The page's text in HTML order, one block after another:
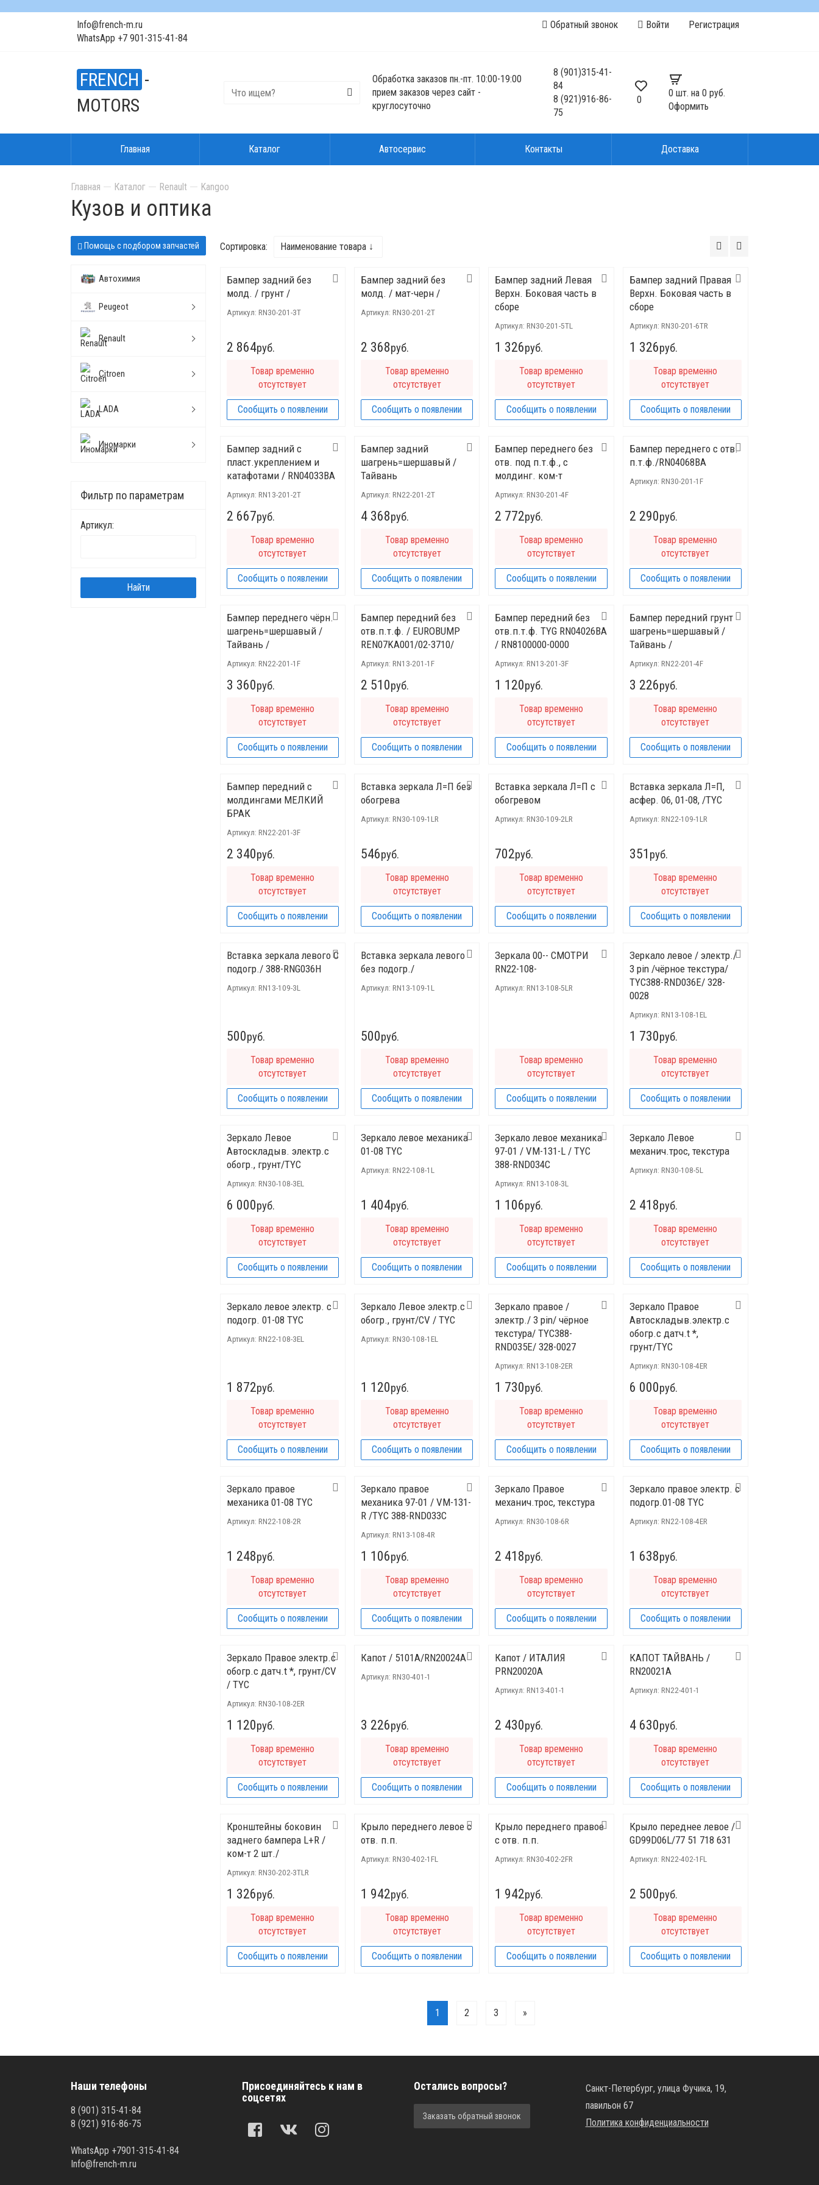
Info@french-m.ru
WhatsApp +7 901-315-41-84
Обратный звонок Войти Регистрация
FRENCH -
MOTORS
Обработка заказов пн.-пт. 10:00-19:00
прием заказов через сайт -
круглосуточно
8(901)315-41-
84
8(921)916-86-
75
0
0 шт. на 0 руб.
Оформить
Главная Каталог Автосервис Контакты Доставка
Главная Каталог Renault Kangoo
Кузов и оптика
Помощь с подбором запчастей
Автохимия
Peugeot
Renault
Citroen
LADA
Иномарки
Фильтр по параметрам
Артикул:
Сортировка: Наименование товара ↓
Бампер задний без
молд. / грунт /
Артикул: RN30-201-3T
2 864руб.
Товар временно
отсутствует
Сообщить о появлении
Бампер задний без
молд. / мат-черн /
Артикул: RN30-201-2T
2 368руб.
Товар временно
отсутствует
Сообщить о появлении
Бампер задний Левая
Верхн. Боковая часть в
сборе
Артикул:RN30-201-5TL
1 326руб.
Товар временно
отсутствует
Сообщить о появлении
Бампер задний Правая
Верхн. Боковая часть в
сборе
Артикул: RN30-201-6TR
1 326руб.
Товар временно
отсутствует
Сообщить о появлении
Бампер задний с
пласт.укреплением и
катафотами / RN04033BA
Артикул: RN13-201-2T
2 667руб.
Товар временно
отсутствует
Сообщить о появлении
Бампер задний
шагрень=шершавый /
Тайвань
Артикул: RN22-201-2T
4 368руб.
Товар временно
отсутствует
Сообщить о появлении
Бампер переднего без
отв. под п.т.ф., с
молдинг. ком-т
Артикул:RN30-201-4F
2 772руб.
Товар временно
отсутствует
Сообщить о появлении
Бампер переднего с отв.
п.т.ф./RN04068BA
Артикул: RN30-201-1F
2 290руб.
Товар временно
отсутствует
Сообщить о появлении
Бампер переднего чёрн.
шагрень=шершавый /
Тайвань /
Артикул: RN22-201-1F
3 360руб.
Товар временно
отсутствует
Сообщить о появлении
Бампер передний без
отв.п.т.ф. / EUROBUMP
REN07KA001/02-3710/
Артикул: RN13-201-1F
2 510руб.
Товар временно
отсутствует
Сообщить о появлении
Бампер передний без
отв.п.т.ф. TYG RN04026BA
/ RN8100000-0000
Артикул:RN13-201-3F
1 120руб.
Товар временно
отсутствует
Сообщить о появлении
Бампер передний грунт
шагрень=шершавый /
Тайвань /
Артикул: RN22-201-4F
3 226руб.
Товар временно
отсутствует
Сообщить о появлении
Бампер передний с
молдингами МЕЛКИЙ
БРАК
Артикул: RN22-201-3F
2 340руб.
Товар временно
отсутствует
Сообщить о появлении
Вставка зеркала Л=П без
обогрева
Артикул: RN30-109-1LR
546руб.
Товар временно
отсутствует
Сообщить о появлении
Вставка зеркала Л=П с
обогревом
Артикул:RN30-109-2LR
702руб.
Товар временно
отсутствует
Сообщить о появлении
Вставка зеркала Л=П,
асфер. 06, 01-08, /TYC
Артикул: RN22-109-1LR
351 руб.
Товар временно
отсутствует
Сообщить о появлении
Вставка зеркала левого C
подогр./ 388-RNG036H
Артикул: RN13-109-3L
500руб.
Товар временно
отсутствует
Сообщить о появлении
Вставка зеркала левого
без подогр./
Артикул: RN13-109-1L
500руб.
Товар временно
отсутствует
Сообщить о появлении
Зеркала 00-- СМОТРИ
RN22-108-
Артикул:RN13-108-5LR
Товар временно
отсутствует
Сообщить о появлении
Зеркало левое / электр./
3 pin /чёрное текстура/
TYC388-RND036E/ 328-
0028
Артикул: RN13-108-1EL
1 730руб.
Товар временно
отсутствует
Сообщить о появлении
Зеркало Левое
Автоскладыв. электр.с
обогр., грунт/TYC
Артикул: RN30-108-3EL
6 000руб.
Товар временно
отсутствует
Сообщить о появлении
Зеркало левое механика
01-08 TYC
Артикул: RN22-108-1L
1 404руб.
Товар временно
отсутствует
Сообщить о появлении
Зеркало левое механика
97-01 / VM-131-L / TYC
388-RND034C
Артикул:RN13-108-3L
1 106руб.
Товар временно
отсутствует
Сообщить о появлении
Зеркало Левое
механич.трос, текстура
Артикул: RN30-108-5L
2 418руб.
Товар временно
отсутствует
Сообщить о появлении
Зеркало левое электр. с
подогр. 01-08 TYC
Артикул: RN22-108-3EL
1 872руб.
Товар временно
отсутствует
Сообщить о появлении
Зеркало Левое электр.с
обогр., грунт/CV / TYC
Артикул: RN30-108-1EL
1 120руб.
Товар временно
отсутствует
Сообщить о появлении
Зеркало правое /
электр./ 3 pin/ чёрное
текстура/ TYC388-
RND035E/ 328-0027
Артикул:RN13-108-2ER
1 730руб.
Товар временно
отсутствует
Сообщить о появлении
Зеркало Правое
Автоскладыв.электр.с
обогр.с датч.t *,
грунт/TYC
Артикул: RN30-108-4ER
6 000руб.
Товар временно
отсутствует
Сообщить о появлении
Зеркало правое
механика 01-08 TYC
Артикул: RN22-108-2R
1 248руб.
Товар временно
отсутствует
Сообщить о появлении
Зеркало правое
механика 97-01 / VM-131-
R /TYC 388-RND033C
Артикул: RN13-108-4R
1 106руб.
Товар временно
отсутствует
Сообщить о появлении
Зеркало Правое
механич.трос, текстура
Артикул:RN30-108-6R
2 418руб.
Товар временно
отсутствует
Сообщить о появлении
Зеркало правое электр. с
подогр.01-08 TYC
Артикул: RN22-108-4ER
1 638руб.
Товар временно
отсутствует
Сообщить о появлении
Зеркало Правое электр.с
обогр.с датч.t *, грунт/CV
/ TYC
Артикул: RN30-108-2ER
1 120руб.
Товар временно
отсутствует
Сообщить о появлении
Капот / 5101A/RN20024A
Артикул: RN30-401-1
3 226руб.
Товар временно
отсутствует
Сообщить о появлении
Капот / ИТАЛИЯ
PRN20020A
Артикул:RN13-401-1
2 430руб.
Товар временно
отсутствует
Сообщить о появлении
КАПОТ ТАЙВАНЬ /
RN20021A
Артикул: RN22-401-1
4 630руб.
Товар временно
отсутствует
Сообщить о появлении
Кронштейны боковин
заднего бампера L+R /
ком-т 2 шт./
Артикул: RN30-202-3TLR
1 326руб.
Товар временно
отсутствует
Сообщить о появлении
Крыло переднего левое с
отв. п.п.
Артикул: RN30-402-1FL
1 942руб.
Товар временно
отсутствует
Сообщить о появлении
Крыло переднего правое
с отв. п.п.
Артикул:RN30-402-2FR
1 942руб.
Товар временно
отсутствует
Сообщить о появлении
Крыло переднее левое /
GD99D06L/77 51 718 631
Артикул: RN22-402-1FL
2 500руб.
Товар временно
отсутствует
Сообщить о появлении
1 2 3 »
Наши телефоны
8 (901) 315-41-84
8 (921) 916-86-75
WhatsApp +7901-315-41-84
Info@french-m.ru
Присоединяйтесь к нам в
соцсетях
Остались вопросы?
Заказать обратный звонок
Санкт-Петербург, улица Фучика, 19,
павильон 67
Политика конфиденциальности